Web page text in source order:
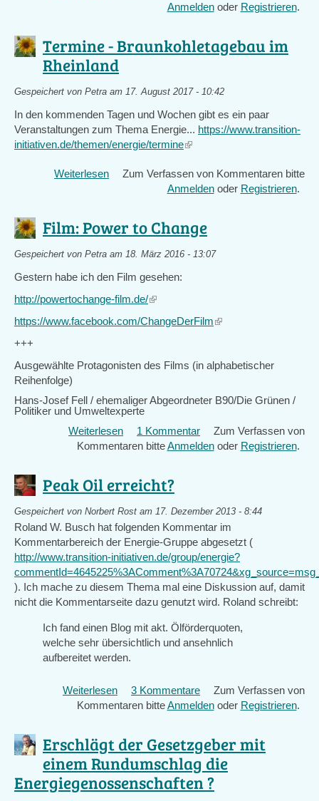
Podiumsdiskussion:
nach
der
Anmeldenoder Registrieren.
Termine - Braunkohletagebau im
Rheinland
Gespeichert von Petra am 17. August 2017 - 10:42
In den kommenden Tagen und Wochen gibt es ein paar
Veranstaltungen zum Thema Energie... https://www.transition-
initiativen.de/themen/energie/termine(link
external)
Weiterlesen über
im
Rheinland
Zum Verfassen von Kommentaren bitte
Anmeldenoder Registrieren.
Film: Power to Change
Gespeichert von Petra am 18. März 2016 - 13:07
Gestern habe ich den Film gesehen:
http://powertochange-film.de/(link
external)
https://www.facebook.com/ChangeDerFilm(link
+++
Ausgewählte Protagonisten des Films (in alphabetischer
Reihenfolge)
Hans-Josef Fell / ehemaliger Abgeordneter B90/Die Grünen /
Politiker und Umweltexperte
Weiterlesen über
Film:
Change
1 Kommentar
Zum Verfassen von
Kommentaren bitteAnmeldenoder Registrieren.
Peak Oil erreicht?
Gespeichert von Norbert Rost am 17. Dezember 2013 - 8:44
Roland W. Busch hat folgenden Kommentar im
Kommentarbereich der Energie-Gruppe abgesetzt (
http://www.transition-initiativen.de/group/energie?
). Ich mache zu diesem Thema mal eine Diskussion auf, damit
nicht die Kommentarseite dazu genutzt wird. Roland schreibt:
Ich fand einen Blog mit akt. Ölförderquoten,
welche sehr übersichtlich und ansehnlich
aufbereitet werden.
Weiterlesen über
Peak
3 Kommentare
Zum Verfassen von
Kommentaren bitteAnmeldenoder Registrieren.
Erschlägt der Gesetzgeber mit
einem Rundumschlag die
Energiegenossenschaften ?